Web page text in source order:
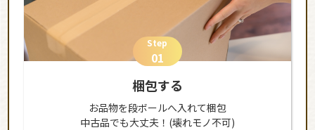
Step
01
梱包する
お品物を段ボールへ入れて梱包
中古品でも大丈夫！(壊れモノ不可)